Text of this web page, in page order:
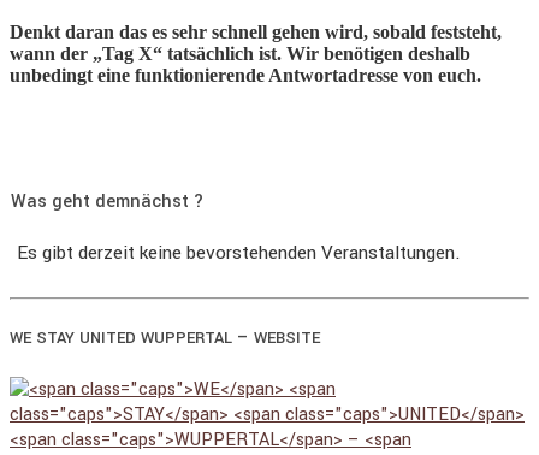
Denkt daran das es sehr schnell gehen wird, sobald feststeht,
wann der „Tag X“ tatsächlich ist. Wir benötigen deshalb
unbedingt eine funktionierende Antwortadresse von euch.
Was geht demnächst ?
Es gibt derzeit keine bevorstehenden Veranstaltungen.
WE STAY UNITED WUPPERTAL – WEBSITE